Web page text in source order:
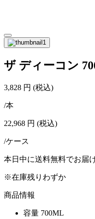
ザ ディーコン
3,828 円 (税込)
/本
22,968 円 (税込)
/ケース
本日中に送料無料でお届
※在庫残りわずか
商品情報
容量 700ML